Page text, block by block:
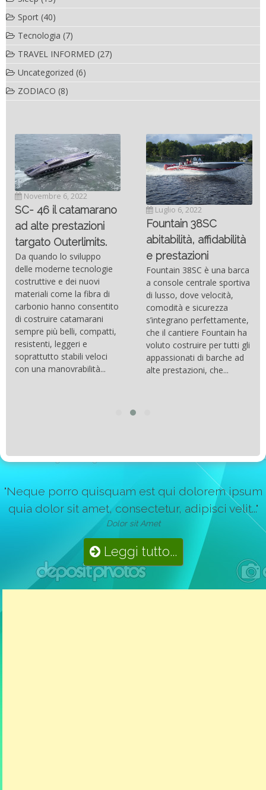
Sport (40)
Tecnologia (7)
TRAVEL INFORMED (27)
Uncategorized (6)
ZODIACO (8)
Novembre 6, 2022
SC- 46 il catamarano
ad alte prestazioni
targato Outerlimits.
Da quando lo sviluppo
delle moderne tecnologie
costruttive e dei nuovi
materiali come la fibra di
carbonio hanno consentito
di costruire catamarani
sempre più belli, compatti,
resistenti, leggeri e
soprattutto stabili veloci
con una manovrabilità...
Luglio 6, 2022
Fountain 38SC
abitabilità, affidabilità
e prestazioni
Fountain 38SC è una barca
a console centrale sportiva
di lusso, dove velocità,
comodità e sicurezza
s’integrano perfettamente,
che il cantiere Fountain ha
voluto costruire per tutti gli
appassionati di barche ad
alte prestazioni, che...
"Neque porro quisquam est qui dolorem ipsum
quia dolor sit amet, consectetur, adipisci velit..."
Dolor sit Amet
Leggi tutto...